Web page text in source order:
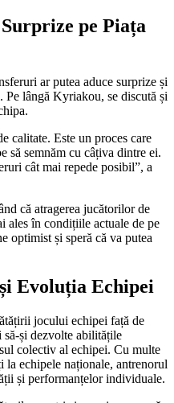
pe Piața
ar putea aduce surprize și
lângă Kyriakou, se discută și
calitate. Este un proces care
să semnăm cu câțiva dintre ei.
cât mai repede posibil”, a
că atragerea jucătorilor de
ales în condițiile actuale de pe
optimist și speră că va putea
Evoluția Echipei
jocului echipei față de
și dezvolte abilitățile
colectiv al echipei. Cu multe
la echipele naționale, antrenorul
și performanțelor individuale.